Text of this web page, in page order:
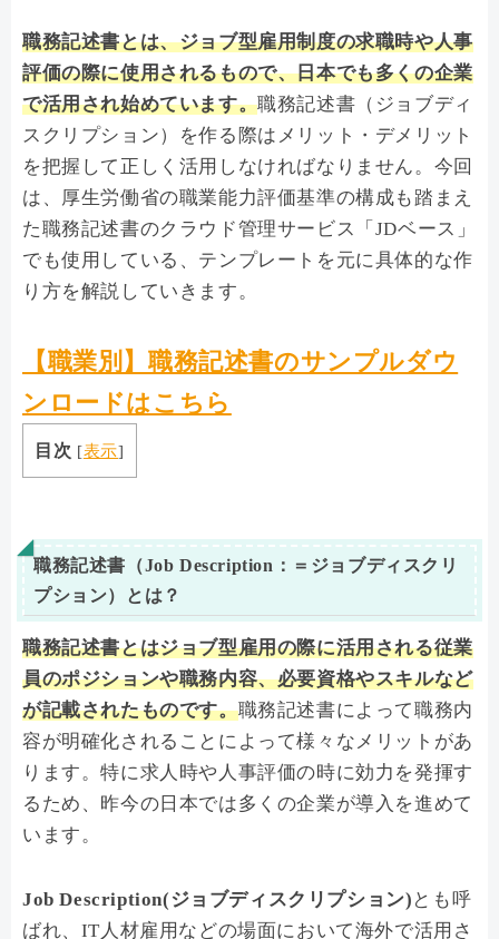
職務記述書とは、ジョブ型雇用制度の求職時や人事
評価の際に使用されるもので、日本でも多くの企業
で活用され始めています。職務記述書（ジョブディ
スクリプション）を作る際はメリット・デメリット
を把握して正しく活用しなければなりません。今回
は、厚生労働省の職業能力評価基準の構成も踏まえ
た職務記述書のクラウド管理サービス「JDベース」
でも使用している、テンプレートを元に具体的な作
り方を解説していきます。
【職業別】職務記述書のサンプルダウ
ンロードはこちら
目次 [表示]
職務記述書（Job Description：＝ジョブディスクリ
プション）とは？
職務記述書とはジョブ型雇用の際に活用される従業
員のポジションや職務内容、必要資格やスキルなど
が記載されたものです。職務記述書によって職務内
容が明確化されることによって様々なメリットがあ
ります。特に求人時や人事評価の時に効力を発揮す
るため、昨今の日本では多くの企業が導入を進めて
います。
Job Description(ジョブディスクリプション) とも呼
ばれ、IT人材雇用などの場面において海外で活用さ